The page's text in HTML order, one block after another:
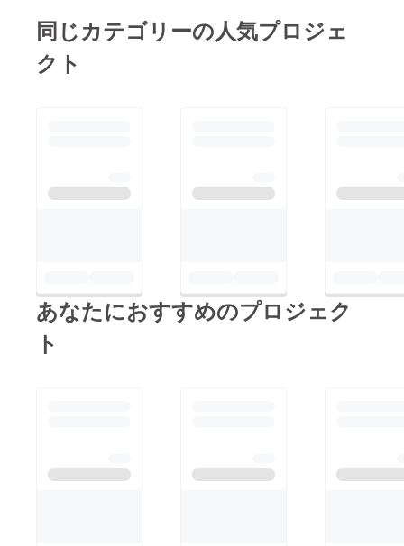
同じカテゴリーの人気プロジェ
クト
あなたにおすすめのプロジェク
ト